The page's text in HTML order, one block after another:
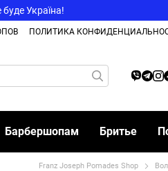
буде Україна!
ПОЛИТИКА
Барбершопам Бритье
Franz Joseph Pomades Shop